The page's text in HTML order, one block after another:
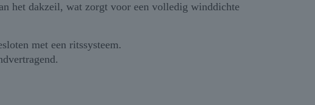
het dakzeil, wat zorgt voor een volledig winddichte
met een ritssysteem.